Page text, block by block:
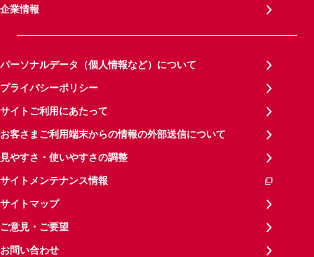
企業情報
パーソナルデータ（個人情報など）について
プライバシーポリシー
サイトご利用にあたって
お客さまご利用端末からの情報の外部送信について
見やすさ・使いやすさの調整
サイトメンテナンス情報
サイトマップ
ご意見・ご要望
お問い合わせ